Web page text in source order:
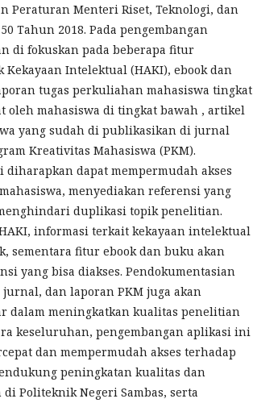
Peraturan Menteri Riset, Teknologi, dan
Tahun 2018. Pada pengembangan
di fokuskan pada beberapa fitur
Kekayaan Intelektual (HAKI), ebook dan
tugas perkuliahan mahasiswa tingkat
oleh mahasiswa di tingkat bawah , artikel
yang sudah di publikasikan di jurnal
Kreativitas Mahasiswa (PKM).
dapat mempermudah akses
menyediakan referensi yang
duplikasi topik penelitian.
informasi terkait kekayaan intelektual
sementara fitur ebook dan buku akan
yang bisa diakses. Pendokumentasian
dan laporan PKM juga akan
dalam meningkatkan kualitas penelitian
keseluruhan, pengembangan aplikasi ini
dan mempermudah akses terhadap
peningkatan kualitas dan
Politeknik Negeri Sambas, serta